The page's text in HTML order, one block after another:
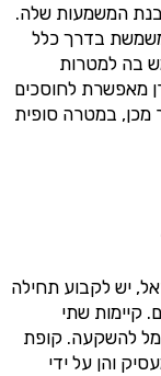
המשמעות שלה.
בדרך כלל
בה למטרות
מאפשרת לחוסכים
מכן, במטרה סופית
יש לקבוע תחילה
קיימות שתי
להשקעה. קופת
והן על ידי